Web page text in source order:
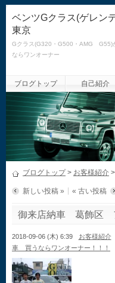
ベンツGクラス(ゲレン
東京
Gクラス(G320・G500・AMG G55)
ならワンオーナー
ブログトップ 自己紹介
ブログトップ> お客様紹介 >
新しい投稿 » « 古い投稿
御来店納車 葛飾区
2018-09-06 (木) 6:39 お客様紹介
車 買うならワンオーナー！！！